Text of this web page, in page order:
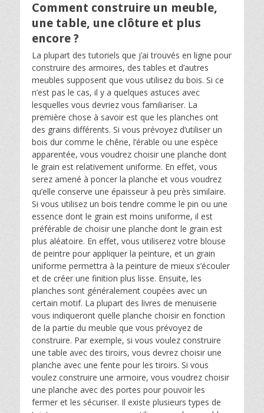
Comment construire un meuble,
une table, une clôture et plus
encore ?
La plupart des tutoriels que j’ai trouvés en ligne pour
construire des armoires, des tables et d’autres
meubles supposent que vous utilisez du bois. Si ce
n’est pas le cas, il y a quelques astuces avec
lesquelles vous devriez vous familiariser. La
première chose à savoir est que les planches ont
des grains différents. Si vous prévoyez d’utiliser un
bois dur comme le chêne, l’érable ou une espèce
apparentée, vous voudrez choisir une planche dont
le grain est relativement uniforme. En effet, vous
serez amené à poncer la planche et vous voudrez
qu’elle conserve une épaisseur à peu près similaire.
Si vous utilisez un bois tendre comme le pin ou une
essence dont le grain est moins uniforme, il est
préférable de choisir une planche dont le grain est
plus aléatoire. En effet, vous utiliserez votre blouse
de peintre pour appliquer la peinture, et un grain
uniforme permettra à la peinture de mieux s’écouler
et de créer une finition plus lisse. Ensuite, les
planches sont généralement coupées avec un
certain motif. La plupart des livres de menuiserie
vous indiqueront quelle planche choisir en fonction
de la partie du meuble que vous prévoyez de
construire. Par exemple, si vous voulez construire
une table avec des tiroirs, vous devrez choisir une
planche avec une fente pour les tiroirs. Si vous
voulez construire une armoire, vous voudrez choisir
une planche avec des portes pour pouvoir les
fermer et les sécuriser. Il existe plusieurs types de